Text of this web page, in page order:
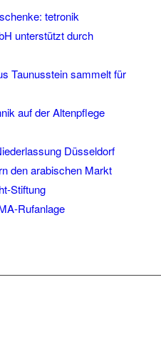
tetronik
unterstützt durch
Taunusstein sammelt für
auf der Altenpflege
Düsseldorf
den arabischen Markt
Stiftung
Rufanlage